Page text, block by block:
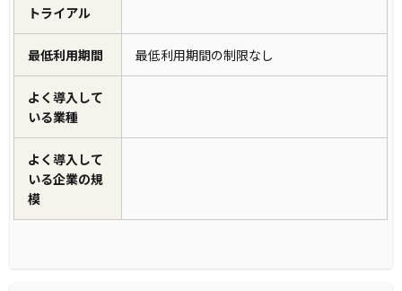
トライアル
最低利用期間 最低利用期間の制限なし
よく導入して
いる業種
よく導入して
いる企業の規
模